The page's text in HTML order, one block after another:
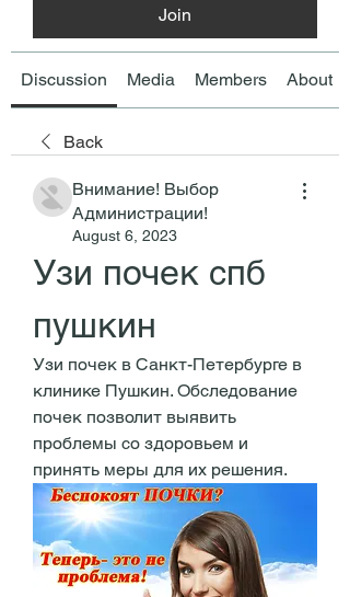
Join
Discussion Media Members About
Back
Внимание! Выбор
Администрации!
August 6, 2023
Узи почек спб
пушкин
Узи почек в Санкт-Петербурге в
клинике Пушкин. Обследование
почек позволит выявить
проблемы со здоровьем и
принять меры для их решения.